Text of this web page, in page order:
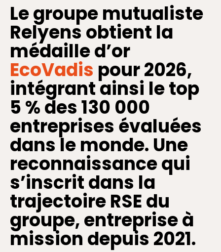
Le groupe mutualiste
Relyens obtient la
médaille d’or
EcoVadis pour 2026,
intégrant ainsi le top
5 % des 130 000
entreprises évaluées
dans le monde. Une
reconnaissance qui
s’inscrit dans la
trajectoire RSE du
groupe, entreprise à
mission depuis 2021.